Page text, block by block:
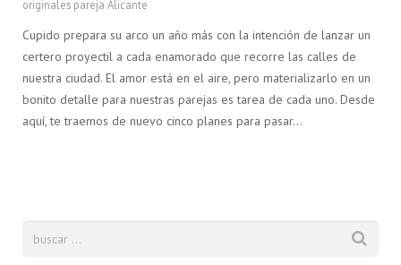
originales pareja Alicante
Cupido prepara su arco un año más con la intención de lanzar un
certero proyectil a cada enamorado que recorre las calles de
nuestra ciudad. El amor está en el aire, pero materializarlo en un
bonito detalle para nuestras parejas es tarea de cada uno. Desde
aquí, te traemos de nuevo cinco planes para pasar…